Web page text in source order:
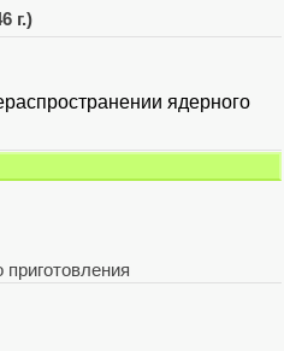
г.)
ядерного